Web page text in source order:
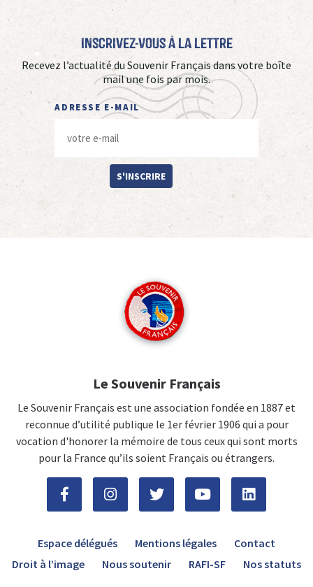
Inscrivez-vous à La Lettre
Recevez l’actualité du Souvenir Français dans votre boîte
mail une fois par mois.
ADRESSE E-MAIL
S'INSCRIRE
Le Souvenir Français
Le Souvenir Français est une association fondée en 1887 et
reconnue d’utilité publique le 1er février 1906 qui a pour
vocation d'honorer la mémoire de tous ceux qui sont morts
pour la France qu’ils soient Français ou étrangers.
Espace délégués Mentions légales
Contact
Droit à l’image
Nous soutenir RAFI-SF Nos statuts